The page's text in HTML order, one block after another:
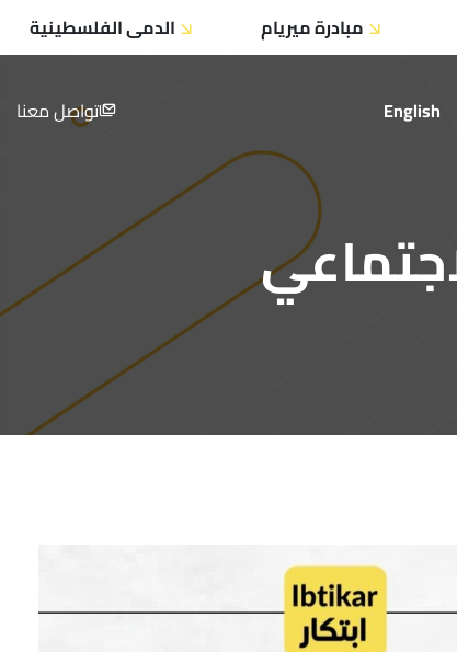
مبادرة ميريام الدمى الفلسطينية
English تواصل معنا